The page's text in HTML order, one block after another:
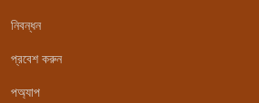
নিবন্ধন
প্রবেশ করুন
পঅ্যাপ